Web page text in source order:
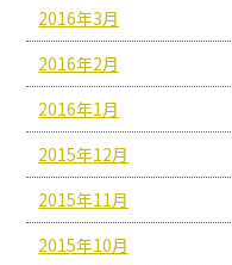
2016年3月
2016年2月
2016年1月
2015年12月
2015年11月
2015年10月